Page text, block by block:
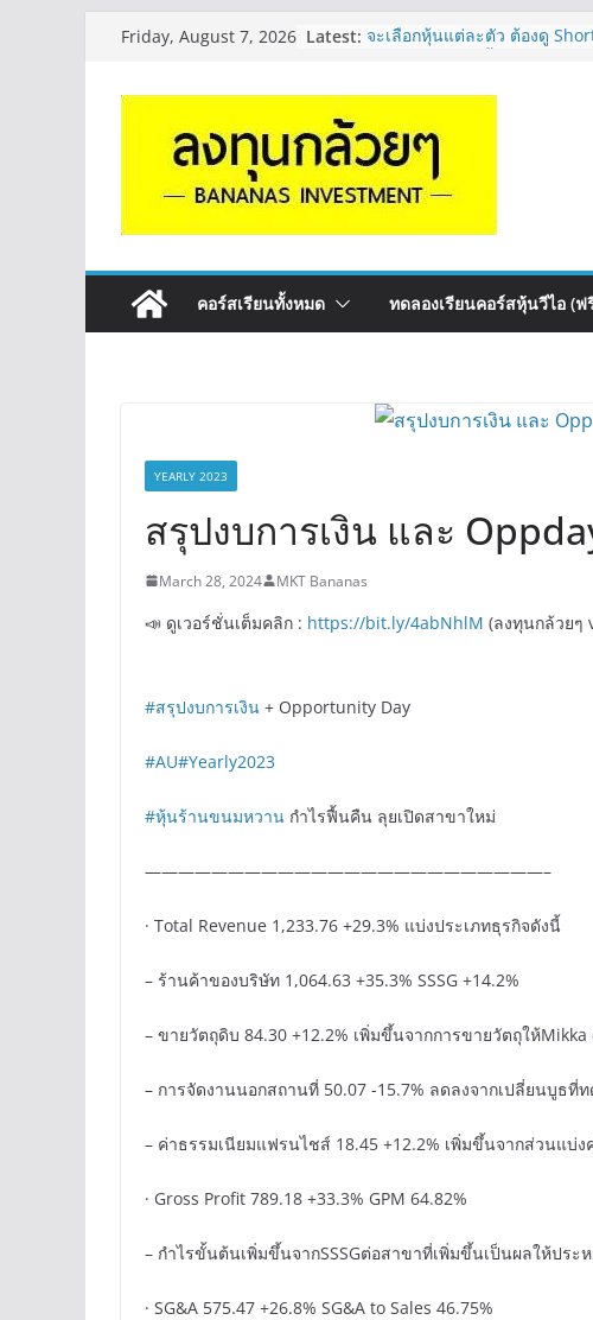
content
Friday, August 7, 2026 Latest: จะเลือกหุ้นแต่ละตัว ต้องดู
ระยะยาว อุตสาหกรรมไหนดี? |
กล้วยๆ EP.1163
หุ้นซอสภูเขาทอง Sauce เหมาะ
หุ้นปันผลไหม? | Q&A กล้วยๆ
รีวิวงบกลุ่ม Bank หุ้นไหนเหมา
“ปันผล” | EP.175
คอร์สเรียนทั้งหมด ทดลองเรียนคอร์สหุ้นวีไอ (ฟ
YEARLY 2023
สรุปงบการเงิน และ
March 28, 2024 MKT Bananas
📣 ดูเวอร์ชั่นเต็มคลิก : https://bit.ly/4abNhlM (ลงทุนกล้วยๆ
#สรุปงบการเงิน + Opportunity Day
#AU#Yearly2023
#หุ้นร้านขนมหวาน กำไรฟื้นคืน ลุยเปิดสาขาใหม่
————————————————————————–
· Total Revenue 1,233.76 +29.3% แบ่งประเภทธุรกิจดังนี้
– ร้านค้าของบริษัท 1,064.63 +35.3% SSSG +14.2%
– ขายวัตถุดิบ 84.30 +12.2% เพิ่มขึ้นจากการขายวัตถุให้
– การจัดงานนอกสถานที่ 50.07 -15.7% ลดลงจากเปลี่ยนบูธที่
– ค่าธรรมเนียมแฟรนไชส์ 18.45 +12.2% เพิ่มขึ้นจากส่วนแบ่
· Gross Profit 789.18 +33.3% GPM 64.82%
– กำไรขั้นต้นเพิ่มขึ้นจากSSSGต่อสาขาที่เพิ่มขึ้นเป็นผลให้ประ
· SG&A 575.47 +26.8% SG&A to Sales 46.75%